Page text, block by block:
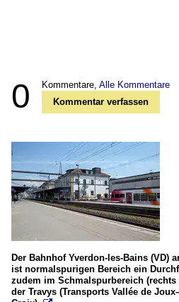
0 Kommentare, Alle Kommentare
Kommentar verfassen
Der Bahnhof Yverdon-les-Bains (VD)
ist normalspurigen Bereich ein
zudem im Schmalspurbereich
der Travys (Transports Vallée de